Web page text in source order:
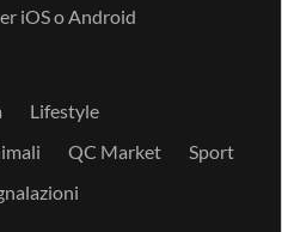
iOSo Android
Lifestyle
QC Market
Sport